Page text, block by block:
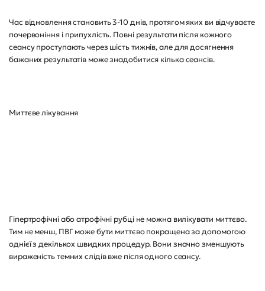
Час відновлення становить 3-10 днів, протягом яких ви відчуваєте
почервоніння і припухлість. Повні результати після кожного
сеансу проступають через шість тижнів, але для досягнення
бажаних результатів може знадобитися кілька сеансів.
Миттєве лікування
Гіпертрофічні або атрофічні рубці не можна вилікувати миттєво.
Тим не менш, ПВГ може бути миттєво покращена за допомогою
однієї з декількох швидких процедур. Вони значно зменшують
вираженість темних слідів вже після одного сеансу.